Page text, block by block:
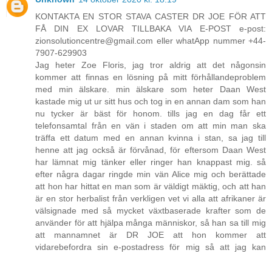
KONTAKTA EN STOR STAVA CASTER DR JOE FÖR ATT
FÅ DIN EX LOVAR TILLBAKA VIA E-POST e-post:
zionsolutioncentre@gmail.com eller whatApp nummer +44-
7907-629903
Jag heter Zoe Floris, jag tror aldrig att det någonsin
kommer att finnas en lösning på mitt förhållandeproblem
med min älskare. min älskare som heter Daan West
kastade mig ut ur sitt hus och tog in en annan dam som han
nu tycker är bäst för honom. tills jag en dag får ett
telefonsamtal från en vän i staden om att min man ska
träffa ett datum med en annan kvinna i stan, sa jag till
henne att jag också är förvånad, för eftersom Daan West
har lämnat mig tänker eller ringer han knappast mig. så
efter några dagar ringde min vän Alice mig och berättade
att hon har hittat en man som är väldigt mäktig, och att han
är en stor herbalist från verkligen vet vi alla att afrikaner är
välsignade med så mycket växtbaserade krafter som de
använder för att hjälpa många människor, så han sa till mig
att mannamnet är DR JOE att hon kommer att
vidarebefordra sin e-postadress för mig så att jag kan